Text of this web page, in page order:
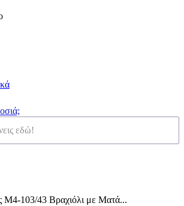
Μ4-103/43 Βραχιόλι με Ματά...